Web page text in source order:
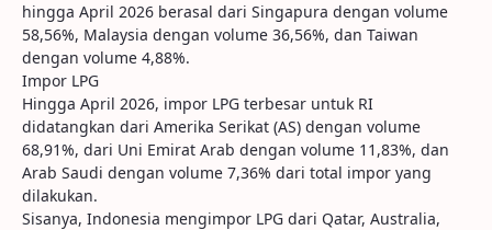
hingga April 2026 berasal dari Singapura dengan volume
58,56%, Malaysia dengan volume 36,56%, dan Taiwan
dengan volume 4,88%.
Impor LPG
Hingga April 2026, impor LPG terbesar untuk RI
didatangkan dari Amerika Serikat (AS) dengan volume
68,91%, dari Uni Emirat Arab dengan volume 11,83%, dan
Arab Saudi dengan volume 7,36% dari total impor yang
dilakukan.
Sisanya, Indonesia mengimpor LPG dari Qatar, Australia,